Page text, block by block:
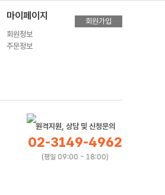
마이페이지
회원정보
주문정보
회원가입
원격지원, 상담 및 신청문의
02-3149-4962
(평일 09:00 ~ 18:00)